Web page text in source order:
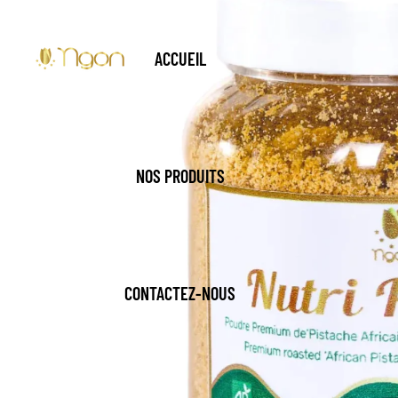
ACCUEIL
NOS PRODUITS
CONTACTEZ-NOUS